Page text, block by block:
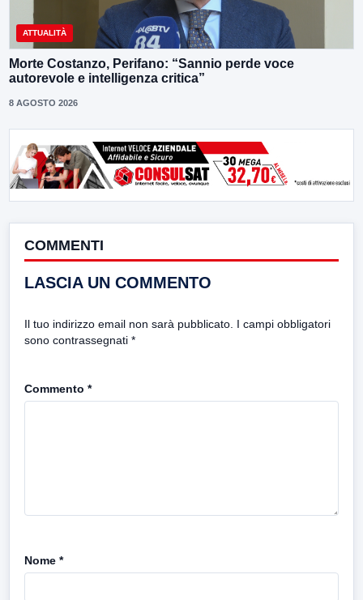
ATTUALITÀ
Morte Costanzo, Perifano: “Sannio perde voce
autorevole e intelligenza critica”
8 AGOSTO 2026
COMMENTI
LASCIA UN COMMENTO
Il tuo indirizzo email non sarà pubblicato. I campi obbligatori
sono contrassegnati *
Commento *
Nome *